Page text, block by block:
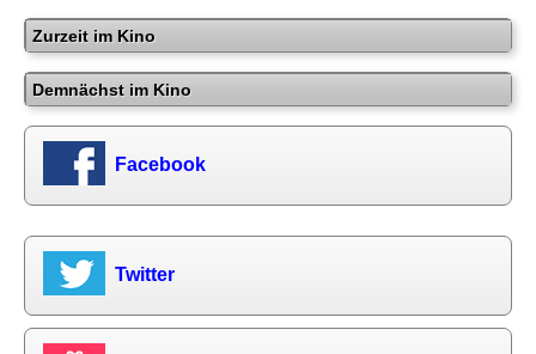
Zurzeit im Kino
Demnächst im Kino
Facebook
Twitter